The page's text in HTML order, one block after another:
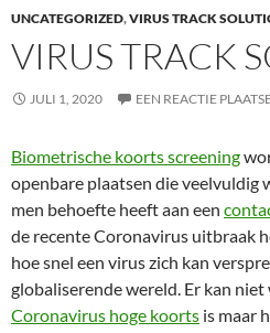
UNCATEGORIZED,VIRUS TRACK
VIRUS TRACK
JULI 1, 2020 EEN REACTIE
Biometrische koorts screening
openbare plaatsen die veelvuldig
men behoefte heeft aan een
de recente Coronavirus uitbraak
hoe snel een virus zich kan
globaliserende wereld. Er kan
Coronavirus hoge koorts is maar